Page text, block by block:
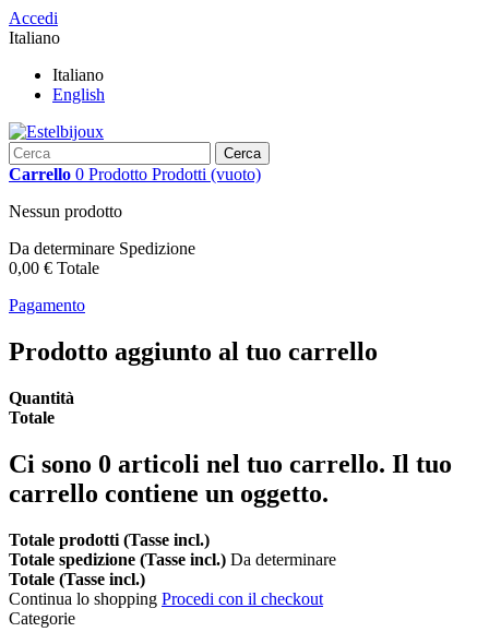
Accedi
Italiano
Italiano
English
Cerca
Carrello 0 Prodotto Prodotti (vuoto)
Nessun prodotto
Da determinare Spedizione
0,00 € Totale
Pagamento
Prodotto aggiunto al tuo carrello
Quantità
Totale
Ci sono 0 articoli nel tuo carrello. Il tuo
carrello contiene un oggetto.
Totale prodotti (Tasse incl.)
Totale spedizione (Tasse incl.) Da determinare
Totale (Tasse incl.)
Continua lo shopping Procedi con il checkout
Categorie